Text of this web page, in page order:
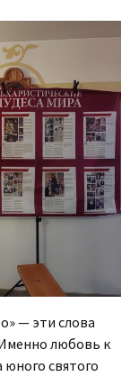
— эти слова
любовь к
святого